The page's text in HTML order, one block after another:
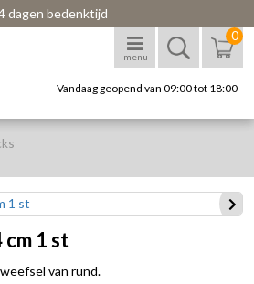
dagen bedenktijd
menu
0
Vandaag geopend van 09:00 tot 18:00
cm 1 st
van rund.